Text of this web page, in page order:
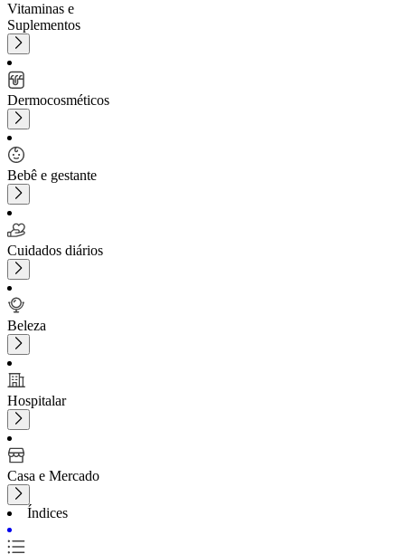
Vitaminas e
Suplementos
Dermocosméticos
Bebê e gestante
Cuidados diários
Beleza
Hospitalar
Casa e Mercado
Índices